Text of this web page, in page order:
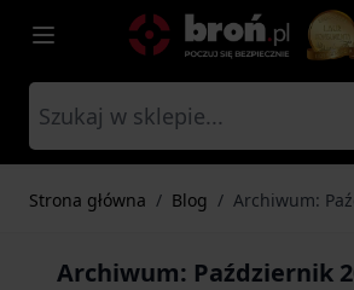
Przejdź do treści
Strona główna / Blog / Archiwum:
Archiwum: Październik